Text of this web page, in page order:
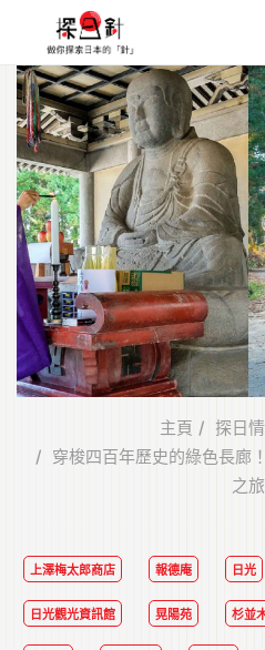
東北
四國
中部
人氣目的地
本地情報
東瀛特集
旅遊商品
Search
for:
主頁
探日
穿梭四百年歷史的綠色長廊
之旅
上澤梅太郎商店 報德庵 日光
日光觀光資訊館 晃陽苑 杉並